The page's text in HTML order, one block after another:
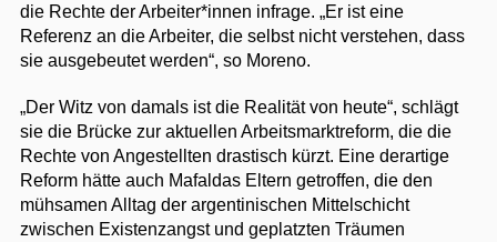
die Rechte der Arbeiter*innen infrage. „Er ist eine
Referenz an die Arbeiter, die selbst nicht verstehen, dass
sie ausgebeutet werden“, so Moreno.
„Der Witz von damals ist die Realität von heute“, schlägt
sie die Brücke zur aktuellen Arbeitsmarktreform, die die
Rechte von Angestellten drastisch kürzt. Eine derartige
Reform hätte auch Mafaldas Eltern getroffen, die den
mühsamen Alltag der argentinischen Mittelschicht
zwischen Existenzangst und geplatzten Träumen